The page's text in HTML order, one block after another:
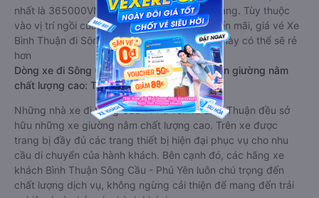
3.5/5 dựa trên 10338 phản hồi của hành khách Xe về Sông
Cầu - Phú Yên từ Bình Thuận.
Giá vé xe limousine đi Sông Cầu - Phú Yên từ Bình Thuậnrẻ
nhất là 365000VND của hãng xe Phương Trang. Tùy thuộc
vào vị trí ngồi của bạn và chương trình khuyến mãi, giá vé Xe
Bình Thuận đi Sông Cầu - Phú Yên limousine này có thể sẽ rẻ
hơn
Dòng xe đi Sông Cầu - Phú Yên từ Bình Thuận giường nằm
chất lượng cao: Thoải mái, giá cả tốt nhất
Những nhà xe đi Sông Cầu - Phú Yên từ Bình Thuận đều sở
hữu những xe giường nằm chất lượng cao. Trên xe được
trang bị đầy đủ các trang thiết bị hiện đại phục vụ cho nhu